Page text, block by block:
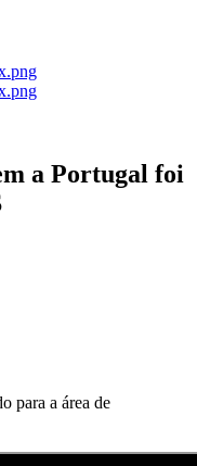
a Portugal foi
para a área de